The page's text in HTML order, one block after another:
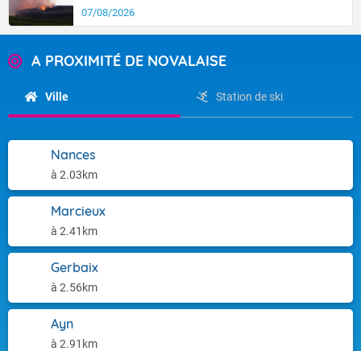
07/08/2026
A PROXIMITÉ DE NOVALAISE
Ville Station de ski
Nances
à 2.03km
Marcieux
à 2.41km
Gerbaix
à 2.56km
Ayn
à 2.91km